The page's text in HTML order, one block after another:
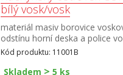
bílý vosk/vosk
materiál masiv borovice
odstínu horní deska a police
medovém odstínu jedna police
sestavy Corona 2
Kód produktu: 11001B
Skladem > 5 ks